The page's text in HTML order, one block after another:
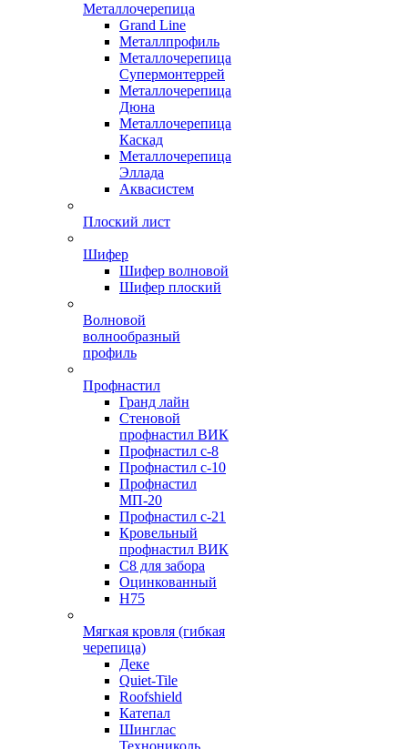
Металлочерепица
Grand Line
Металлпрофиль
Металлочерепица
Супермонтеррей
Металлочерепица
Дюна
Металлочерепица
Каскад
Металлочерепица
Эллада
Аквасистем
Плоский лист
Шифер
Шифер волновой
Шифер плоский
Волновой
волнообразный
профиль
Профнастил
Гранд лайн
Стеновой
профнастил ВИК
Профнастил с-8
Профнастил с-10
Профнастил
МП-20
Профнастил с-21
Кровельный
профнастил ВИК
С8 для забора
Оцинкованный
Н75
Мягкая кровля (гибкая
черепица)
Деке
Quiet-Tile
Roofshield
Катепал
Шинглас
Технониколь